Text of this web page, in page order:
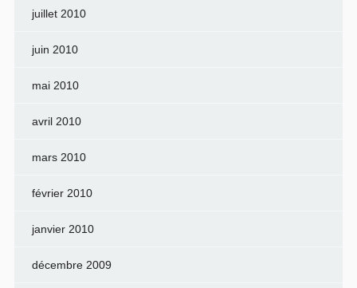
juillet 2010
juin 2010
mai 2010
avril 2010
mars 2010
février 2010
janvier 2010
décembre 2009